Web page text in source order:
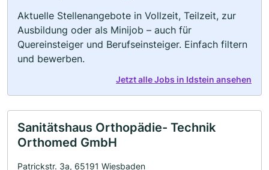
Aktuelle Stellenangebote in Vollzeit, Teilzeit, zur
Ausbildung oder als Minijob – auch für
Quereinsteiger und Berufseinsteiger. Einfach filtern
und bewerben.
Jetzt alle Jobs in Idstein ansehen
Sanitätshaus Orthopädie- Technik
Orthomed GmbH
Patrickstr. 3a, 65191 Wiesbaden